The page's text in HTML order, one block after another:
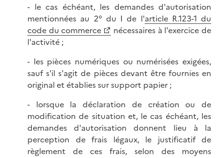
- le cas échéant, les demandes d'autorisation
mentionnées au 2° du I de l'article R.123-1 du
code du commerce
nécessaires à l'exercice de
l'activité ;
- les pièces numériques ou numérisées exigées,
sauf s'il s'agit de pièces devant être fournies en
original et établies sur support papier ;
- lorsque la déclaration de création ou de
modification de situation et, le cas échéant, les
demandes d'autorisation donnent lieu à la
perception de frais légaux, le justificatif de
règlement de ces frais, selon des moyens